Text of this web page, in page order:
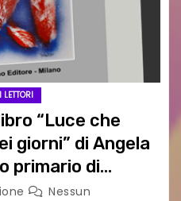
LETTORI
“Luce che
giorni” di Angela
primario di
Nessun